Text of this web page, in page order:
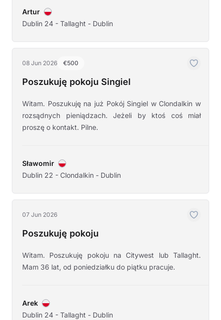
Artur
Dublin 24 - Tallaght - Dublin
08 Jun 2026 €500
Poszukuję pokoju Singiel
Witam. Poszukuję na już Pokój Singiel w Clondalkin w
rozsądnych pieniądzach. Jeżeli by ktoś coś miał
proszę o kontakt. Pilne.
Sławomir
Dublin 22 - Clondalkin - Dublin
07 Jun 2026
Poszukuję pokoju
Witam. Poszukuję pokoju na Citywest lub Tallaght.
Mam 36 lat, od poniedziałku do piątku pracuje.
Arek
Dublin 24 - Tallaght - Dublin